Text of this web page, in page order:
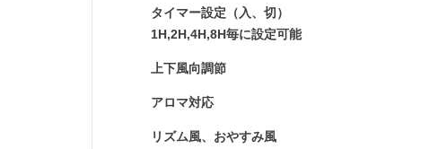
タイマー設定（入、切）
1H,2H,4H,8H毎に設定可能
上下風向調節
アロマ対応
リズム風、おやすみ風